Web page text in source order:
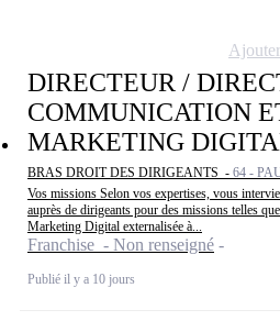
DIRECTEUR /
COMMUNICATION
MARKETING
BRAS DROIT DES DIRIGEANTS - 64 -
Vos missions Selon vos expertises, vous
auprès de dirigeants pour des missions telles
Marketing Digital externalisée à...
Franchise - Non renseigné
Publié il y a 10 jours